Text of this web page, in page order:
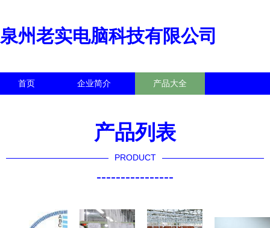
泉州老实电脑科技有限公司
首页 企业简介 产品大全
产品列表
PRODUCT
----------------